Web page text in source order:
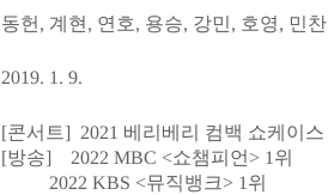
동헌, 계현, 연호, 용승, 강민, 호영, 민찬
2019. 1. 9.
[콘서트] 2021 베리베리 컴백 쇼케이스
[방송] 2022 MBC <쇼챔피언> 1위
2022 KBS <뮤직뱅크> 1위